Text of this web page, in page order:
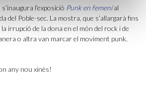
l’exposició Punk en femeníal
del Poble-sec. La mostra, que s’allargarà fins
irrupció de la dona en el món del rock i de
o altra van marcar el moviment punk.
any nou xinès!